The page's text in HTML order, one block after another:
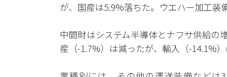
が、国産は5.9%落ちた。ウエハー加工装
中間財はシステム半導体とナフサ供給の
産（-1.7%）は減ったが、輸入（-14.1%）